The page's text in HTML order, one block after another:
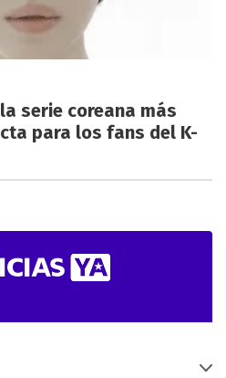
serie coreana más
para los fans del K-